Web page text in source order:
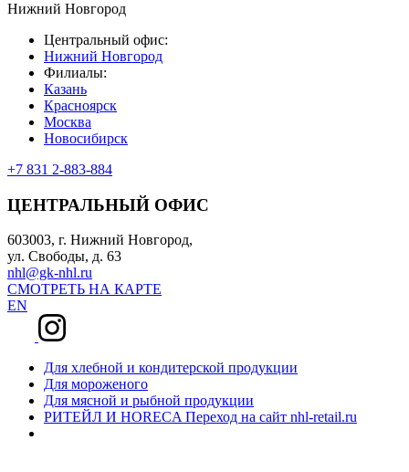
Нижний Новгород
Центральный офис:
Нижний Новгород
Филиалы:
Казань
Красноярск
Москва
Новосибирск
+7 831 2-883-884
ЦЕНТРАЛЬНЫЙ ОФИС
603003, г. Нижний Новгород,
ул. Свободы, д. 63
nhl@gk-nhl.ru
СМОТРЕТЬ НА КАРТЕ
EN
Для хлебной и кондитерской продукции
Для мороженого
Для мясной и рыбной продукции
РИТЕЙЛ И HORECAПереход на сайт nhl-retail.ru